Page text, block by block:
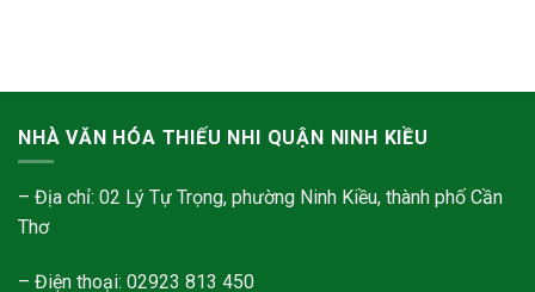
NHÀ VĂN HÓA THIẾU NHI QUẬN NINH KIỀU
– Địa chỉ: 02 Lý Tự Trọng, phường Ninh Kiều, thành phố Cần
Thơ
– Điện thoại: 02923 813 450